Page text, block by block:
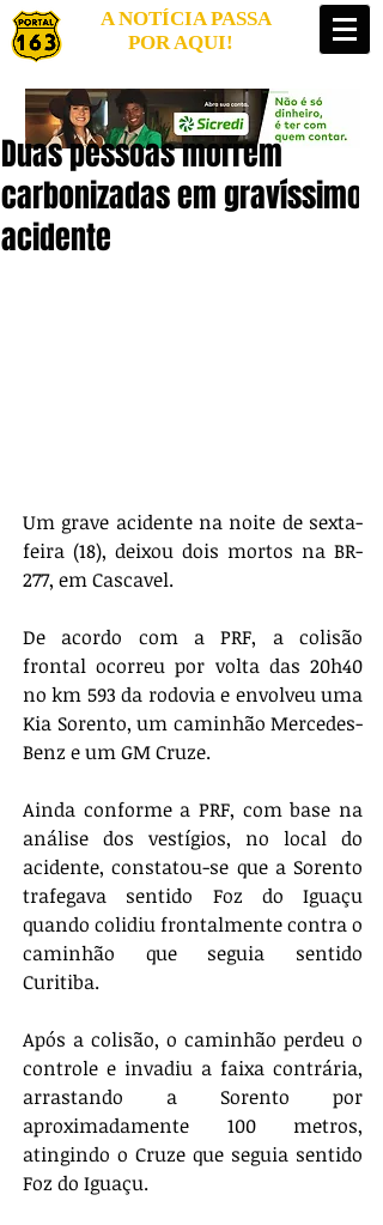
A NOTÍCIA PASSA
POR AQUI!
Duas pessoas morrem
carbonizadas em gravíssimo
acidente
Um grave acidente na noite de sexta-
feira (18), deixou dois mortos na BR-
277, em Cascavel.
De acordo com a PRF, a colisão
frontal ocorreu por volta das 20h40
no km 593 da rodovia e envolveu uma
Kia Sorento, um caminhão Mercedes-
Benz e um GM Cruze.
Ainda conforme a PRF, com base na
análise dos vestígios, no local do
acidente, constatou-se que a Sorento
trafegava sentido Foz do Iguaçu
quando colidiu frontalmente contra o
caminhão que seguia sentido
Curitiba.
Após a colisão, o caminhão perdeu o
controle e invadiu a faixa contrária,
arrastando a Sorento por
aproximadamente 100 metros,
atingindo o Cruze que seguia sentido
Foz do Iguaçu.